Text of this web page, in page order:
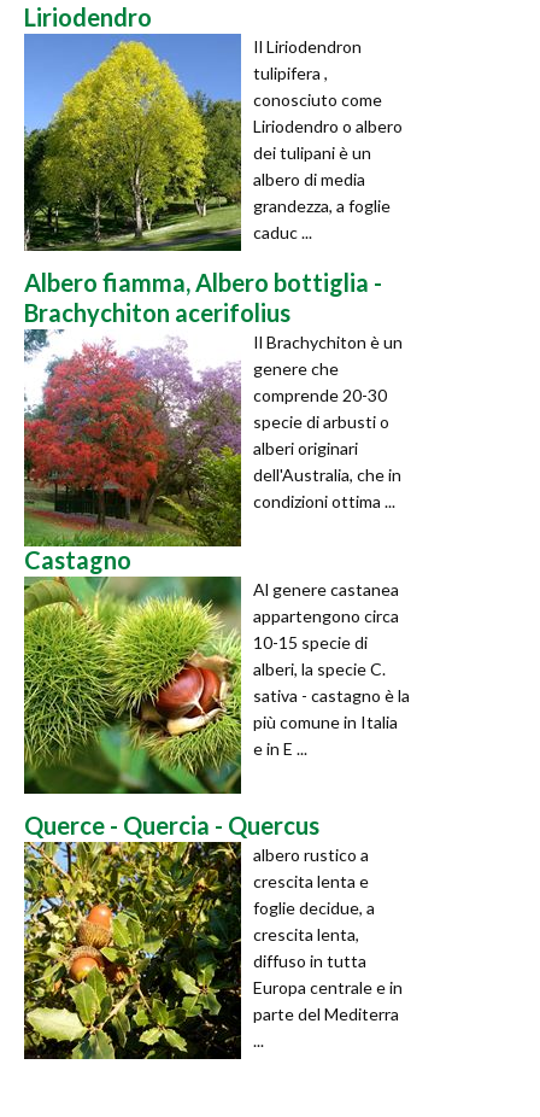
Liriodendro
Il Liriodendron
tulipifera ,
conosciuto come
Liriodendro o albero
dei tulipani è un
albero di media
grandezza, a foglie
caduc ...
Albero fiamma, Albero bottiglia -
Brachychiton acerifolius
Il Brachychiton è un
genere che
comprende 20-30
specie di arbusti o
alberi originari
dell'Australia, che in
condizioni ottima ...
Castagno
Al genere castanea
appartengono circa
10-15 specie di
alberi, la specie C.
sativa - castagno è la
più comune in Italia
e in E ...
Querce - Quercia - Quercus
albero rustico a
crescita lenta e
foglie decidue, a
crescita lenta,
diffuso in tutta
Europa centrale e in
parte del Mediterra
...